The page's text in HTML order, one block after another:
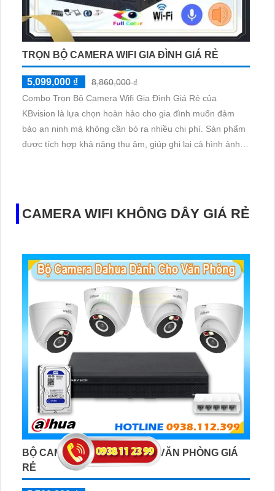
TRỌN BỘ CAMERA WIFI GIA ĐÌNH GIÁ RẺ
5,099,000 ₫
8,860,000 ₫
Combo Trọn Bộ Camera Wifi Gia Đình Giá Rẻ của
KBvision là lựa chọn hoàn hảo cho gia đình muốn đảm
bảo an ninh mà không cần bỏ ra nhiều chi phí. Sản phẩm
được tích hợp khả năng thu âm, giúp ghi lại cả hình ảnh
CAMERA WIFI KHÔNG DÂY GIÁ RẺ
BỘ CAMERA IP WIFI DAHUA VĂN PHÒNG GIÁ
RẺ